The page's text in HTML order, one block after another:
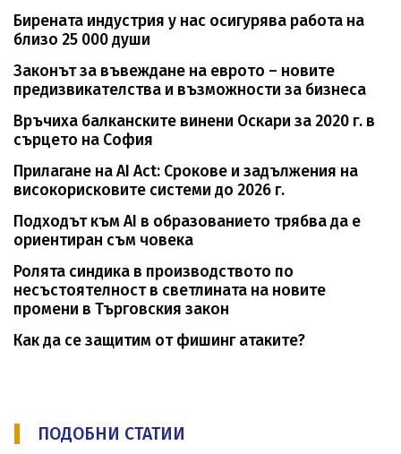
Бирената индустрия у нас осигурява работа на
близо 25 000 души
Законът за въвеждане на еврото – новите
предизвикателства и възможности за бизнеса
Връчиха балканските винени Оскари за 2020 г. в
сърцето на София
Прилагане на AI Act: Срокове и задължения на
високорисковите системи до 2026 г.
Подходът към AI в образованието трябва да е
ориентиран съм човека
Ролята синдика в производството по
несъстоятелност в светлината на новите
промени в Търговския закон
Как да се защитим от фишинг атаките?
ПОДОБНИ СТАТИИ